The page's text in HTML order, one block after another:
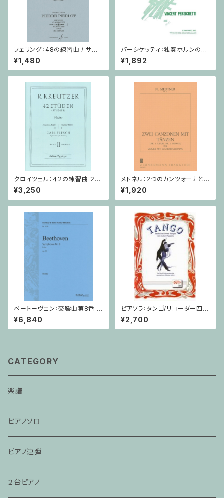
フェリング：48の練習曲 / サク
ソフォーンorオーボエ
¥1,480
パーシケッティ：独奏ホルンのた
めの寓話 第８番 作品120 / ホ
ルン
¥1,892
クロイツェル：４２の練習曲 ２巻
/ ヴァイオリン教本
¥3,250
メトネル：2つのカンツォーナとダ
ンス Op. 43 / ヴァイオリン・ピ
アノ
¥1,920
ベートーヴェン：交響曲第8番 /
フルスコア
¥6,840
ピアソラ：タンゴ/リコーダー四重
奏
¥2,700
CATEGORY
楽譜
ピアノソロ
ピアノ連弾
２台ピアノ